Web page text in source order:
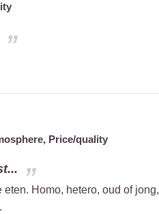
Price/quality
Homo, hetero, oud of jong,